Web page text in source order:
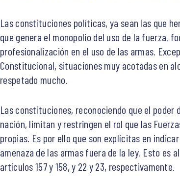
Las constituciones políticas, ya sean las que
que genera el monopolio del uso de la fuerza,
profesionalización en el uso de las armas.
Constitucional, situaciones muy acotadas en
respetado mucho.
Las constituciones, reconociendo que el
nación, limitan y restringen el rol que las
propias. Es por ello que son explícitas en
amenaza de las armas fuera de la ley. Esto es
artículos 157 y 158, y 22 y 23, respectivamente.